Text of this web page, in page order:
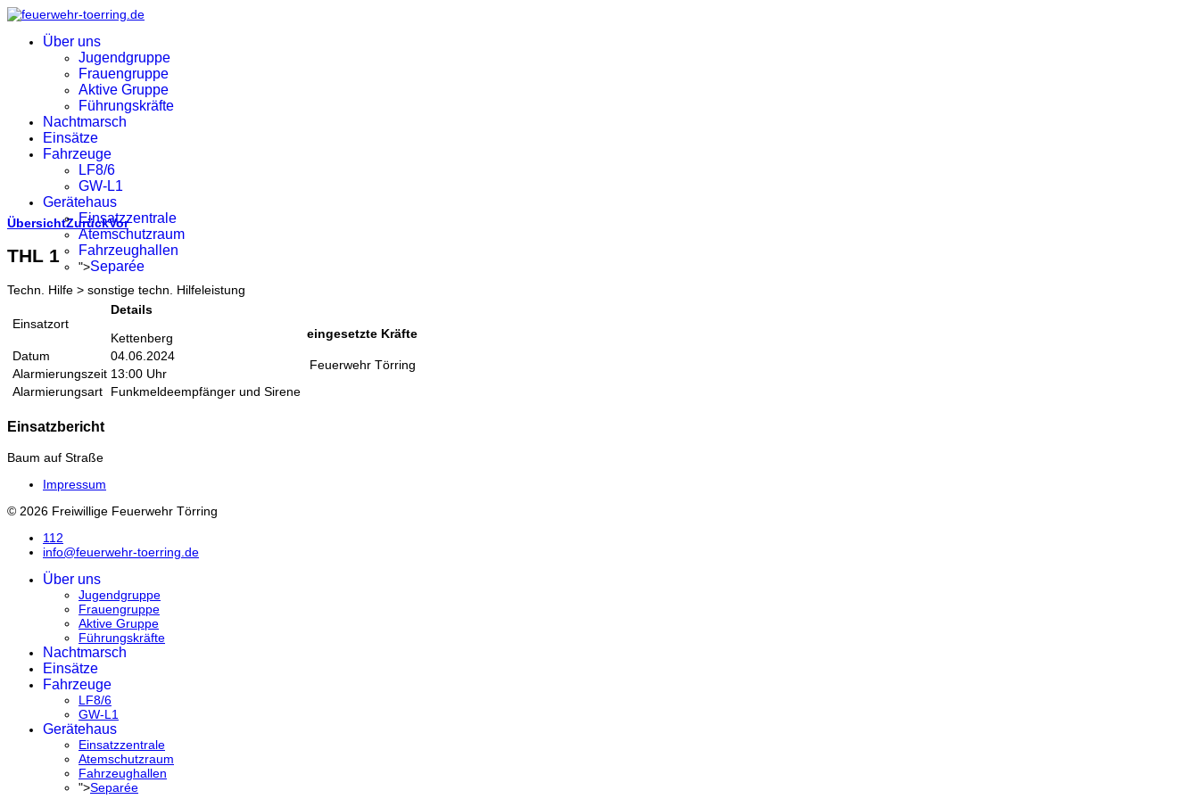
Über uns
Jugendgruppe
Frauengruppe
Aktive Gruppe
Führungskräfte
Nachtmarsch
Einsätze
Fahrzeuge
LF8/6
GW-L1
Gerätehaus
Einsatzzentrale
Atemschutzraum
Fahrzeughallen
">Separée
ÜbersichtZurückVor
THL 1
Techn. Hilfe > sonstige techn. Hilfeleistung
Einsatzort
Details
Kettenberg
Datum
04.06.2024
Alarmierungszeit 13:00 Uhr
Alarmierungsart
Funkmeldeempfänger und Sirene
eingesetzte Kräfte
Feuerwehr Törring
Einsatzbericht
Baum auf Straße
Impressum
© 2026 Freiwillige Feuerwehr Törring
112
info@feuerwehr-toerring.de
Über uns
Jugendgruppe
Frauengruppe
Aktive Gruppe
Führungskräfte
Nachtmarsch
Einsätze
Fahrzeuge
LF8/6
GW-L1
Gerätehaus
Einsatzzentrale
Atemschutzraum
Fahrzeughallen
">Separée